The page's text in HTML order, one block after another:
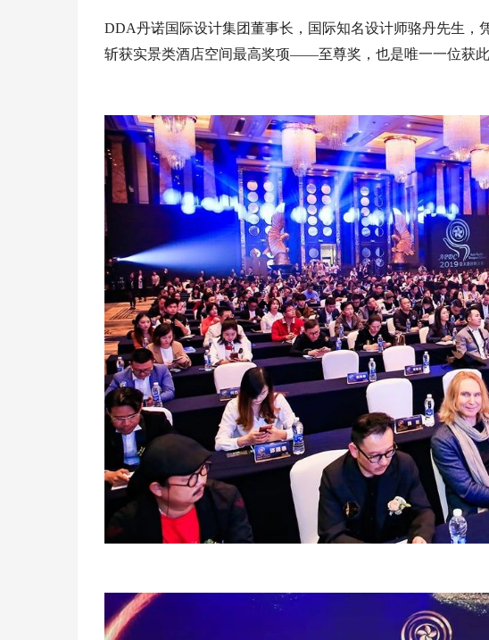
DDA丹诺国际设计集团董事长，国际知名设计师骆丹先生，
斩获实景类酒店空间最高奖项——至尊奖，也是唯一一位获此